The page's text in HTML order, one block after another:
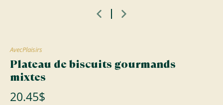
AvecPlaisirs
Plateau de biscuits gourmands
mixtes
20.45$